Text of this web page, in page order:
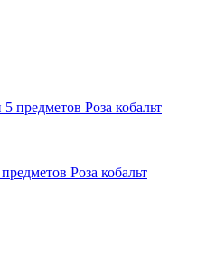
Роза кобальт